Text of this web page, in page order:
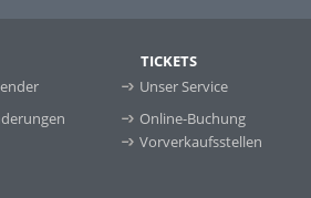
TICKETS
Unser Service
Online-Buchung
Vorverkaufsstellen